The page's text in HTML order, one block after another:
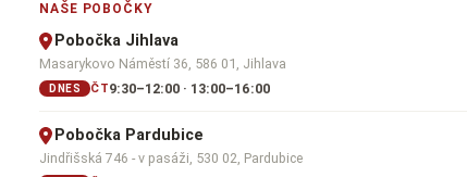
NAŠE POBOČKY
Pobočka Jihlava
Masarykovo Náměstí 36, 586 01, Jihlava
DNES ČT9:30–12:00 · 13:00–16:00
Pobočka Pardubice
Jindřišská 746 - v pasáži, 530 02, Pardubice